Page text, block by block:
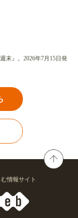
末』。2026年7月15日発
情報サイト